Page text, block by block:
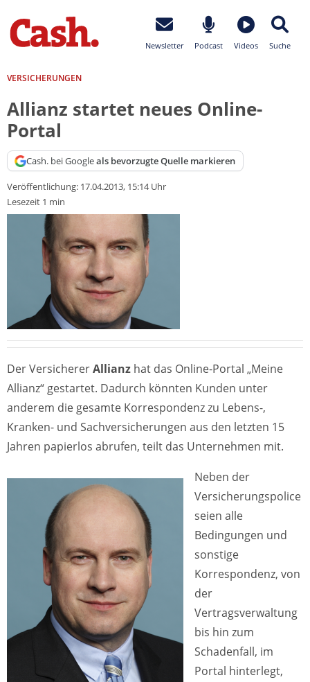
Newsletter Podcast Videos Suche
VERSICHERUNGEN
Allianz startet neues Online-
Portal
Cash. bei Googleals bevorzugte Quelle markieren
Veröffentlichung: 17.04.2013, 15:14 Uhr
Lesezeit 1 min
Der VersichererAllianz hat das Online-Portal „Meine
Allianz“ gestartet. Dadurch könnten Kunden unter
anderem die gesamte Korrespondenz zu Lebens-,
Kranken- und Sachversicherungen aus den letzten 15
Jahren papierlos abrufen, teilt das Unternehmen mit.
Neben der
Versicherungspolice
seien alle
Bedingungen und
sonstige
Korrespondenz, von
der
Vertragsverwaltung
bis hin zum
Schadenfall, im
Portal hinterlegt,